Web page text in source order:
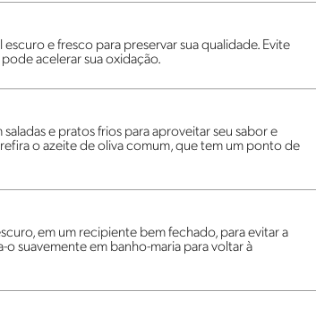
e fresco para preservar sua qualidade. Evite
acelerar sua oxidação.
e pratos frios para aproveitar seu sabor e
o azeite de oliva comum, que tem um ponto de
em um recipiente bem fechado, para evitar a
o suavemente em banho-maria para voltar à